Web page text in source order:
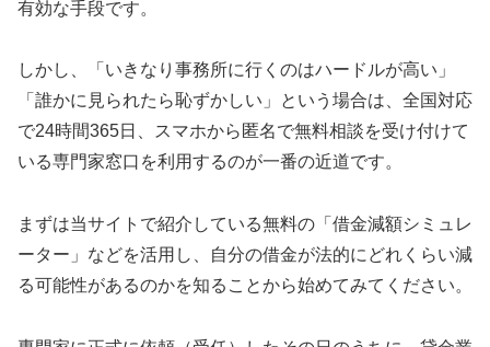
有効な手段です。
しかし、「いきなり事務所に行くのはハードルが高い」
「誰かに見られたら恥ずかしい」という場合は、全国対応
で24時間365日、スマホから匿名で無料相談を受け付けて
いる専門家窓口を利用するのが一番の近道です。
まずは当サイトで紹介している無料の「借金減額シミュレ
ーター」などを活用し、自分の借金が法的にどれくらい減
る可能性があるのかを知ることから始めてみてください。